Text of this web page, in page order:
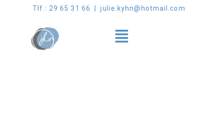
Tlf.: 29 65 31 66 | julie.kyhn@hotmail.com